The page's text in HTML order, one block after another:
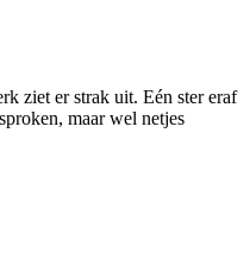
ziet er strak uit. Eén ster eraf
maar wel netjes